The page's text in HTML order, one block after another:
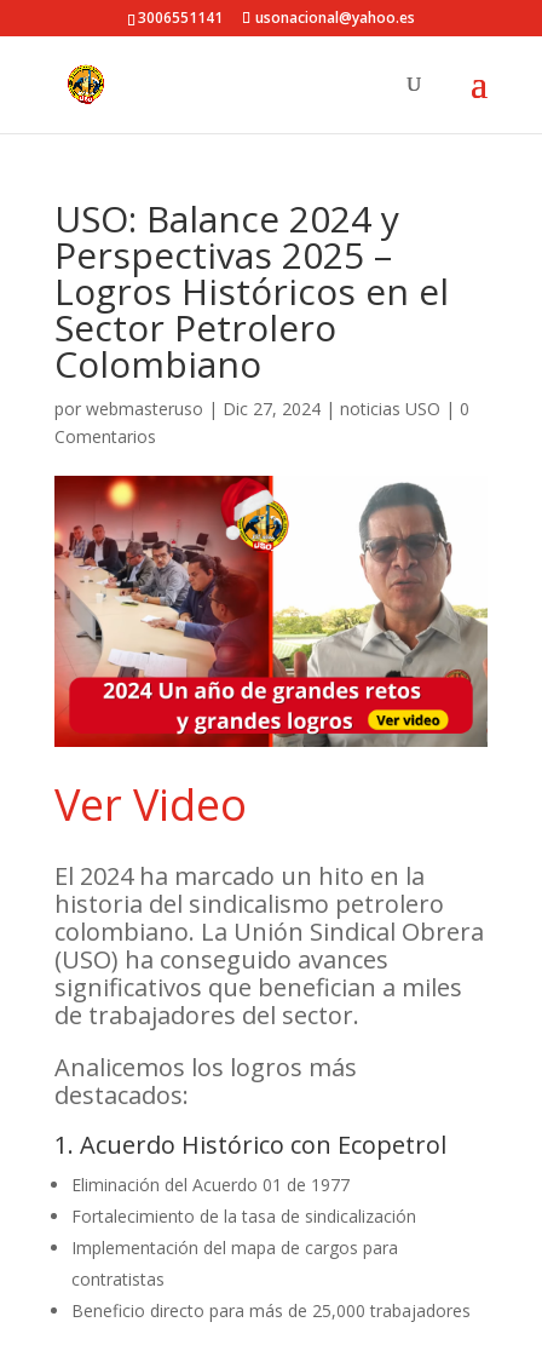
3006551141 usonacional@yahoo.es
USO: Balance 2024 y
Perspectivas 2025 –
Logros Históricos en el
Sector Petrolero
Colombiano
por webmasteruso | Dic 27, 2024| noticias USO | 0
Comentarios
Ver Video
El 2024 ha marcado un hito en la
historia del sindicalismo petrolero
colombiano. La Unión Sindical Obrera
(USO) ha conseguido avances
significativos que benefician a miles
de trabajadores del sector.
Analicemos los logros más
destacados:
1. Acuerdo Histórico con Ecopetrol
Eliminación del Acuerdo 01 de 1977
Fortalecimiento de la tasa de sindicalización
Implementación del mapa de cargos para
contratistas
Beneficio directo para más de 25,000 trabajadores